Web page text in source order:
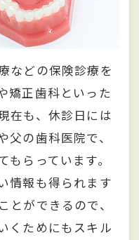
などの保険診療を
矯正歯科といった
在も、休診日には
の歯科医院で、
らっています。
情報も得られます
とができるので、
くためにもスキル